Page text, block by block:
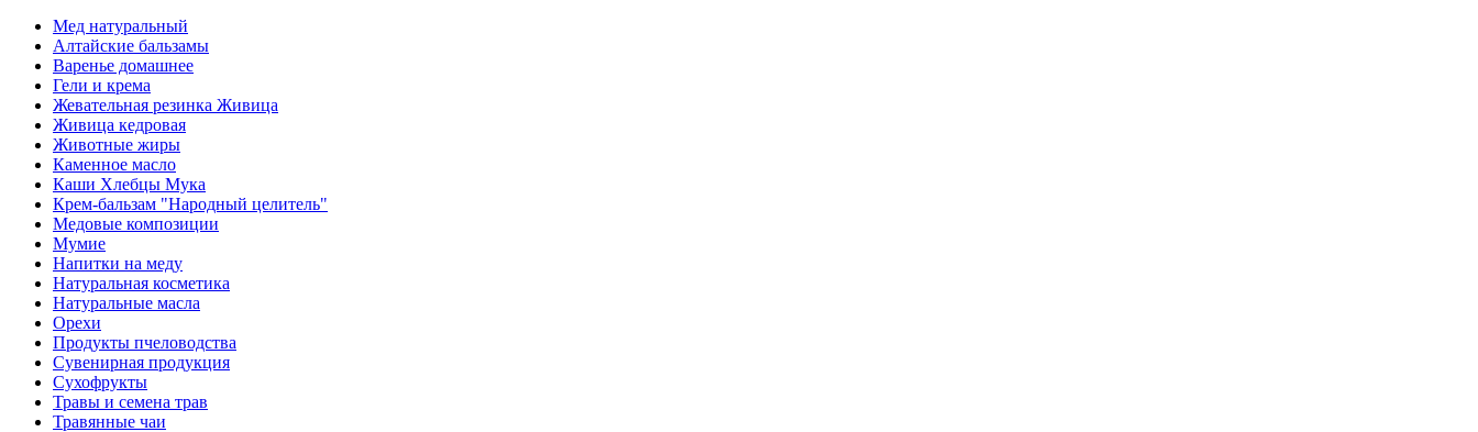
Мед натуральный
Алтайские бальзамы
Варенье домашнее
Гели и крема
Жевательная резинка Живица
Живица кедровая
Животные жиры
Каменное масло
Каши Хлебцы Мука
Крем-бальзам "Народный целитель"
Медовые композиции
Мумие
Напитки на меду
Натуральная косметика
Натуральные масла
Орехи
Продукты пчеловодства
Сувенирная продукция
Сухофрукты
Травы и семена трав
Травянные чаи